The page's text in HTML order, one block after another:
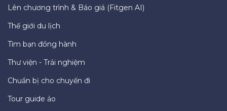
Lên chương trình & Báo giá (Fitgen AI)
Thế giới du lịch
Tìm bạn đồng hành
Thư viện - Trải nghiệm
Chuẩn bị cho chuyến đi
Tour guide ảo